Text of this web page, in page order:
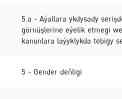
5.a - Aýallara ykdysady
görnüşlerine eýelik etmegi
kanunlara laýyklykda tebigy
5 - Gender deňligi